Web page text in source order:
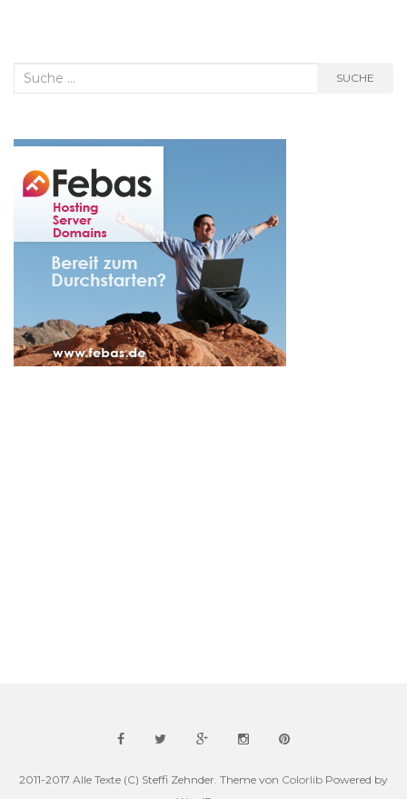
Suche
SUCHE
2011-2017 Alle Texte (C) Steffi Zehnder. Theme von Colorlib Powered by